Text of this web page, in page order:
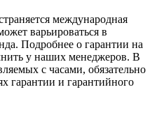
международная
варьироваться в
Подробнее о гарантии на
у наших менеджеров. В
с часами, обязательно
гарантии и гарантийного